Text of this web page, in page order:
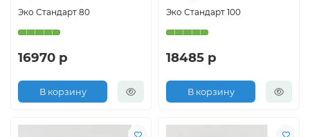
Эко Стандарт 80
16970 р
В корзину
Эко Стандарт 100
18485 р
В корзину